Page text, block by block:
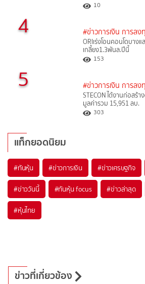
10
4 #ข่าวการเงิน การลง
ORIเร่งโอนคอนโดบาง
เกลี้ยง1.3พันล.ปีนี้
153
5 #ข่าวการเงิน การลง
STECON ได้งานก่อสร้า
มูลค่ารวม 15,951 ลบ.
303
แท็กยอดนิยม
#ทันหุ้น #ข่าวการเงิน #ข่าวเศรษฐกิจ
#ข่าววันนี้ #ทันหุ้น focus #ข่าวล่าสุด
#หุ้นไทย
ข่าวที่เกี่ยวข้อง